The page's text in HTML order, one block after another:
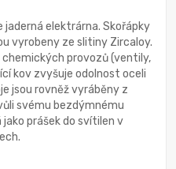
jaderná elektrárna. Skořápky
vyrobeny ze slitiny Zircaloy.
provozů (ventily,
kov zvyšuje odolnost oceli
jsou rovněž vyráběny z
svému bezdýmnému
prášek do svítilen v